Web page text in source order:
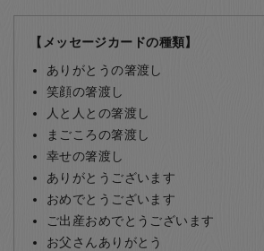
【メッセージカードの種類】
ありがとうの箸渡し
笑顔の箸渡し
人と人との箸渡し
まごころの箸渡し
幸せの箸渡し
ありがとうございます
おめでとうございます
ご出産おめでとうございます
お父さんありがとう